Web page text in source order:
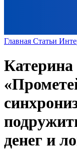
Главная Статьи
денег и